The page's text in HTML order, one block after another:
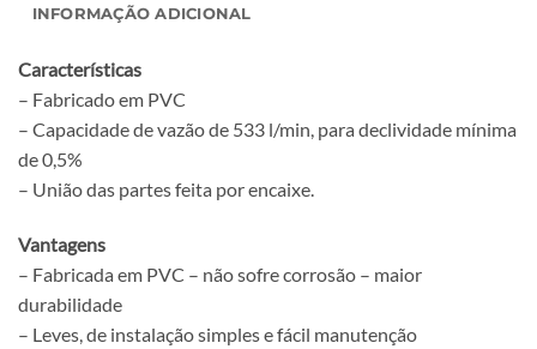
INFORMAÇÃO ADICIONAL
Características
– Fabricado em PVC
– Capacidade de vazão de 533 l/min, para declividade mínima
de 0,5%
– União das partes feita por encaixe.
Vantagens
– Fabricada em PVC – não sofre corrosão – maior
durabilidade
– Leves, de instalação simples e fácil manutenção